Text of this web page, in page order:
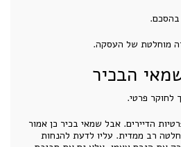
בהסכם.
מוחלטת של העסקה.
הבכיר
לחוקר פרטי.
הדיירים. אבל שמאי בכיר כן אמור
רב ממדית. עליו לדעת להנחות